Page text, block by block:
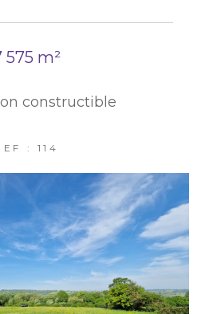
575 m²
constructible
: 114